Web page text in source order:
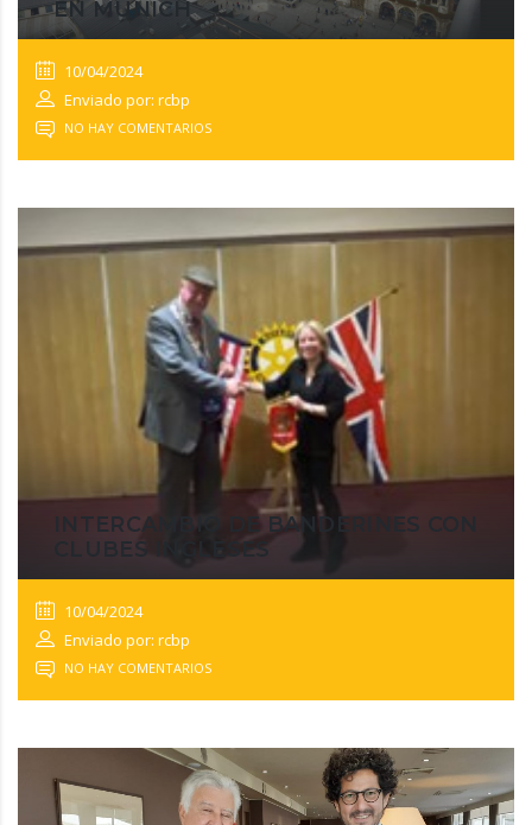
EN MUNICH
10/04/2024
Enviado por: rcbp
NO HAY COMENTARIOS
INTERCAMBIO DE BANDERINES CON
CLUBES INGLESES
10/04/2024
Enviado por: rcbp
NO HAY COMENTARIOS